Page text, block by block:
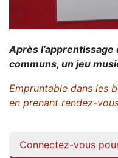
Après l’apprentissage
communs, un jeu
Empruntable dans les
en prenant rendez-
Connectez-vous